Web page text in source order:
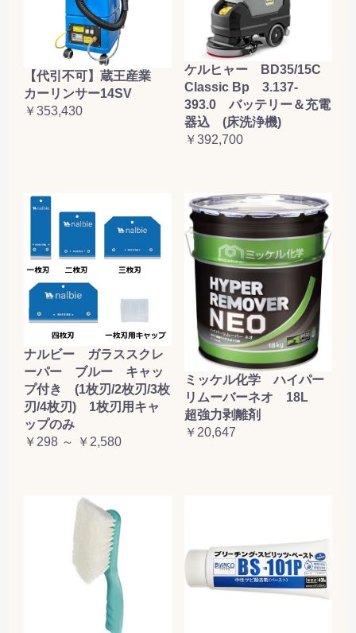
【代引不可】蔵王産業
カーリンサー14SV
￥353,430
ケルヒャー BD35/15C
Classic Bp 3.137-
393.0 バッテリー＆充電
器込 (床洗浄機)
￥392,700
ナルビー ガラススクレ
ーパー ブルー キャッ
プ付き (1枚刃/2枚刃/3枚
刃/4枚刃) 1枚刃用キャ
ップのみ
￥298 ～ ￥2,580
ミッケル化学 ハイパー
リムーバーネオ 18L
超強力剥離剤
￥20,647